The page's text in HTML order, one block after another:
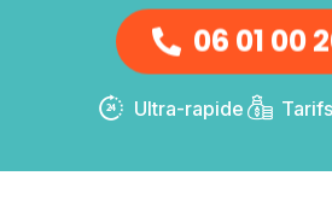
06 01 00
Ultra-rapide